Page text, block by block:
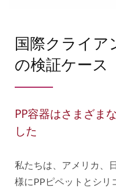
国際クライア
の検証ケース
PP容器はさまざま
した
私たちは、アメリカ、
様にPPピペットとシリ